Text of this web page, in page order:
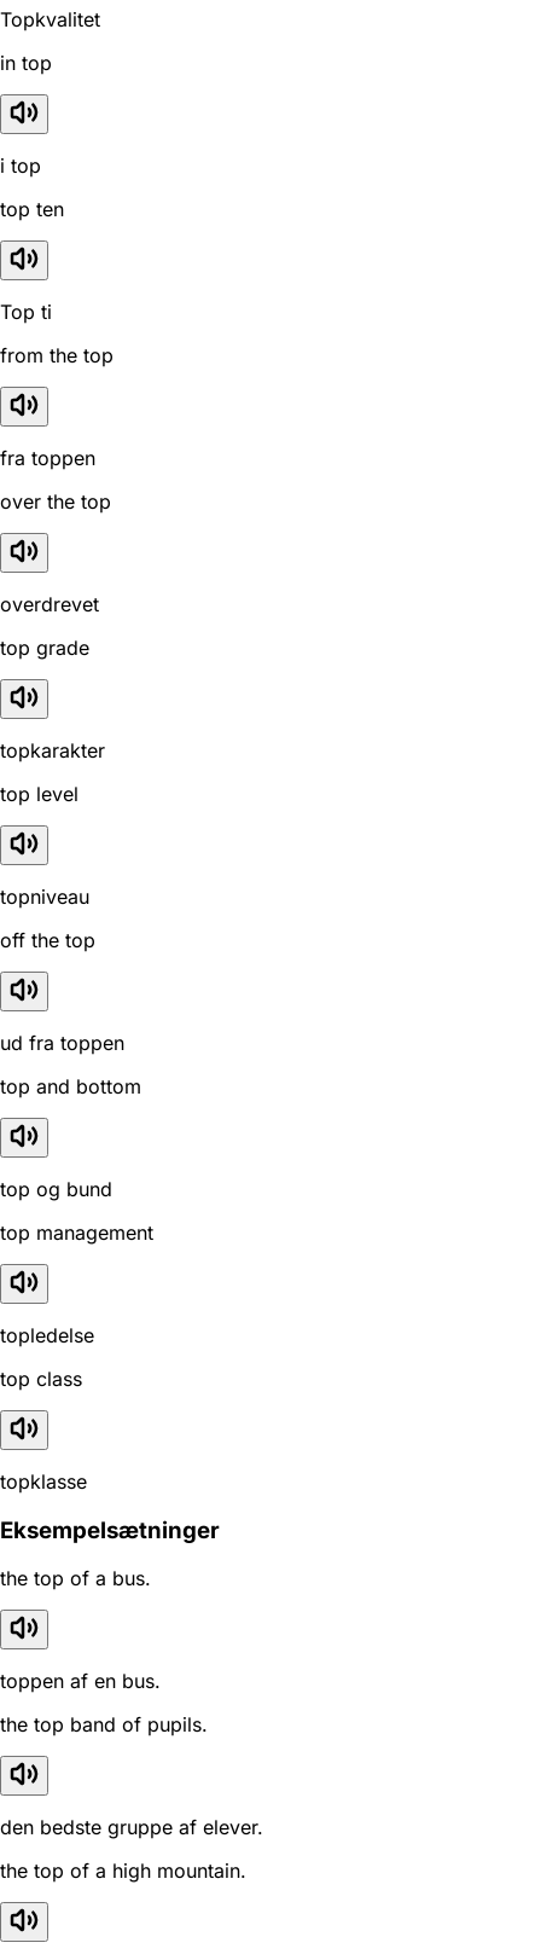
Topkvalitet
in top
i top
top ten
Top ti
from the top
fra toppen
over the top
overdrevet
top grade
topkarakter
top level
topniveau
off the top
ud fra toppen
top and bottom
top og bund
top management
topledelse
top class
topklasse
Eksempelsætninger
the top of a bus.
toppen af en bus.
the top band of pupils.
den bedste gruppe af elever.
the top of a high mountain.